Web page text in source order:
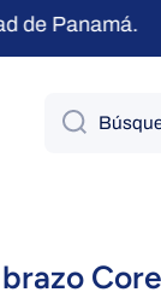
Panamá.